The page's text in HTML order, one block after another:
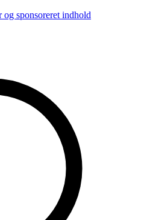
og sponsoreret indhold